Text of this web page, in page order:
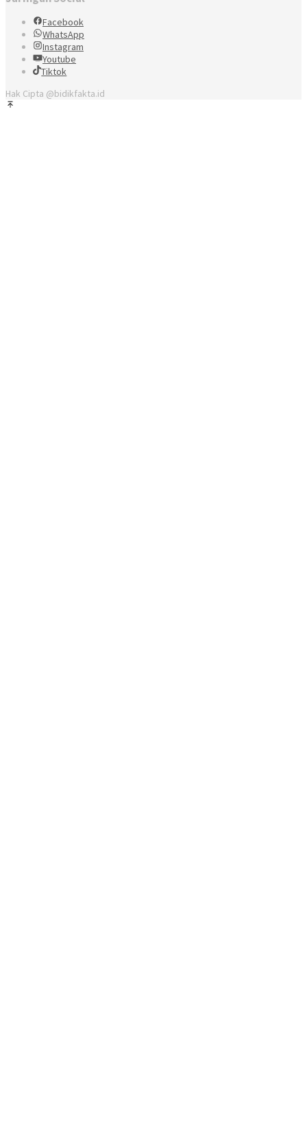
Facebook
WhatsApp
Instagram
Youtube
Tiktok
Hak Cipta @bidikfakta.id